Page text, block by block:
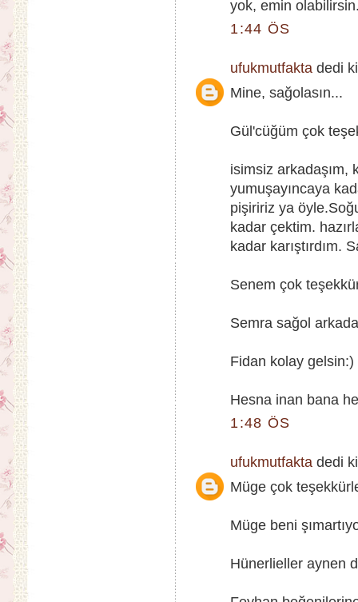
yok, emin
1:44 ÖS
ufukmutfakta dedi
Mine, sağolasın...
Gül'cüğüm çok
isimsiz arkadaşım,
yumuşayıncaya
pişiririz ya
kadar çektim.
kadar karıştırdım.
Senem çok
Semra sağol
Fidan kolay gelsin:)
Hesna inan bana
1:48 ÖS
ufukmutfakta dedi
Müge çok
Müge beni
Hünerlieller aynen